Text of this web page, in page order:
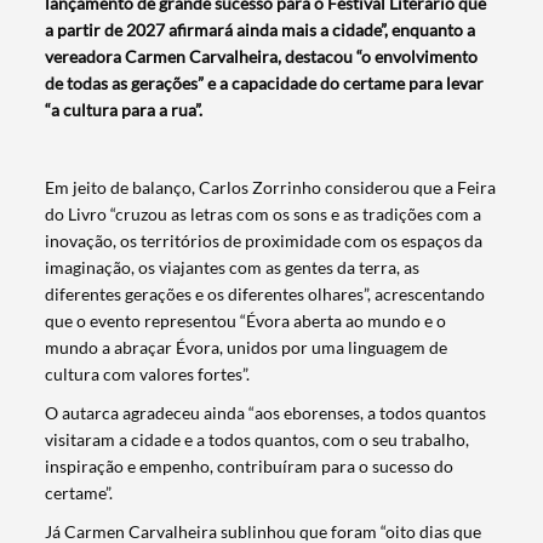
a partir de 2027 afirmará ainda mais a cidade”, enquanto a
vereadora Carmen Carvalheira, destacou “o envolvimento
de todas as gerações” e a capacidade do certame para levar
“a cultura para a rua”.
Em jeito de balanço, Carlos Zorrinho considerou que a Feira
do Livro “cruzou as letras com os sons e as tradições com a
inovação, os territórios de proximidade com os espaços da
imaginação, os viajantes com as gentes da terra, as
diferentes gerações e os diferentes olhares”, acrescentando
que o evento representou “Évora aberta ao mundo e o
mundo a abraçar Évora, unidos por uma linguagem de
cultura com valores fortes”.
O autarca agradeceu ainda “aos eborenses, a todos quantos
visitaram a cidade e a todos quantos, com o seu trabalho,
inspiração e empenho, contribuíram para o sucesso do
certame”.
Já Carmen Carvalheira sublinhou que foram “oito dias que